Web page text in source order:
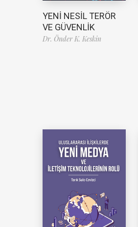
YENİ NESİL TERÖR
VE GÜVENLİK
Dr. Önder K. Keskin